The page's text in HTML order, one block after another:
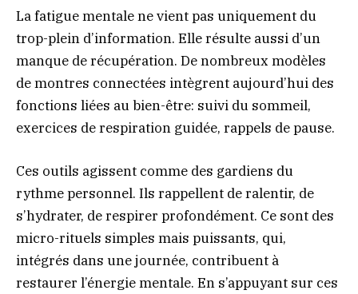
La fatigue mentale ne vient pas uniquement du
trop-plein d’information. Elle résulte aussi d’un
manque de récupération. De nombreux modèles
de montres connectées intègrent aujourd’hui des
fonctions liées au bien-être: suivi du sommeil,
exercices de respiration guidée, rappels de pause.
Ces outils agissent comme des gardiens du
rythme personnel. Ils rappellent de ralentir, de
s’hydrater, de respirer profondément. Ce sont des
micro-rituels simples mais puissants, qui,
intégrés dans une journée, contribuent à
restaurer l’énergie mentale. En s’appuyant sur ces